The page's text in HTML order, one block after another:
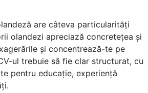
are câteva particularități
olandezi apreciază concretețea și
și concentrează-te pe
ul trebuie să fie clar structurat, cu
pentru educație, experiență